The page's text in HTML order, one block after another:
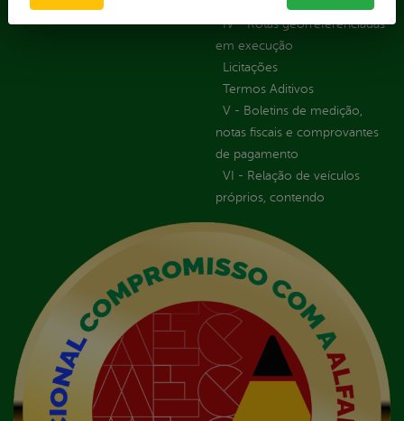
IV - Rotas georreferenciadas
em execução
Licitações
Termos Aditivos
V - Boletins de medição,
notas fiscais e comprovantes
de pagamento
VI - Relação de veículos
próprios, contendo